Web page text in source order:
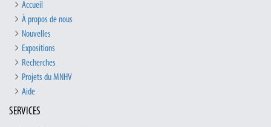
Accueil
À propos de nous
Nouvelles
Expositions
Recherches
Projets du MNHV
Aide
SERVICES